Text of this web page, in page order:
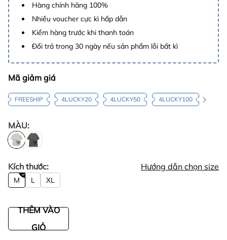
Hàng chính hãng 100%
Nhiều voucher cực kì hấp dẫn
Kiểm hàng trước khi thanh toán
Đổi trả trong 30 ngày nếu sản phẩm lỗi bất kì
Mã giảm giá
FREESHIP 4LUCKY20 4LUCKY50 4LUCKY100
MÀU:
Kích thước: Hướng dẫn chọn size
M L XL
THÊM VÀO
GIỎ